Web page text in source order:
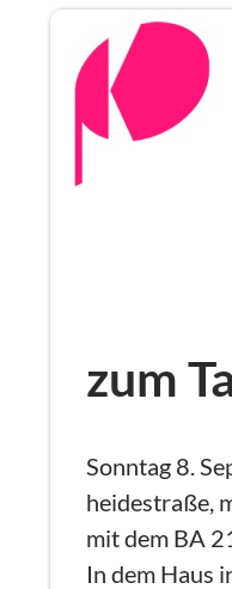
zum
Sonntag 8.
heidestraße,
mit dem BA
In dem Haus